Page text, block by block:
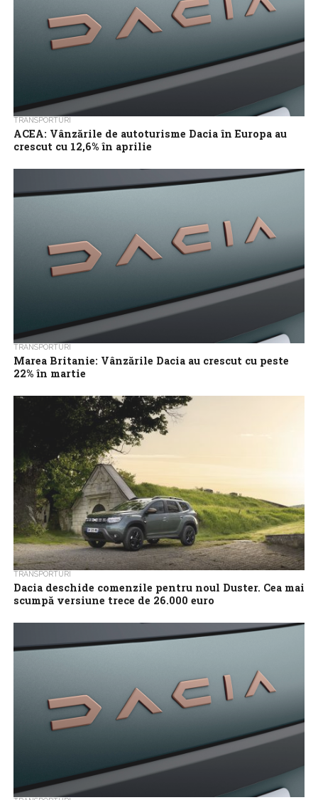
TRANSPORTURI
ACEA: Vânzările de autoturisme Dacia în Europa au
crescut cu 12,6% în aprilie
un avans de 12,6%, iar cota de piaţă a producătorului de
automobile...
TRANSPORTURI
Marea Britanie: Vânzările Dacia au crescut cu peste
22% în martie
bună lună martie din ultimii cinci ani, respectiv din 2019, pe
TRANSPORTURI
Dacia deschide comenzile pentru noul Duster. Cea mai
scumpă versiune trece de 26.000 euro
la Salonul Auto de la Geneva, generația a treia de Duster, iar...